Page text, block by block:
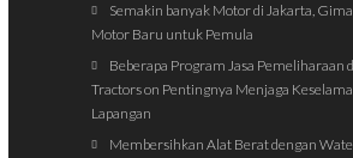
Semakin banyak Motor di Jakarta,
Motor Baru untuk Pemula
Beberapa Program Jasa Pemeliharaan
Tractorson Pentingnya Menjaga
Lapangan
Membersihkan Alat Berat dengan